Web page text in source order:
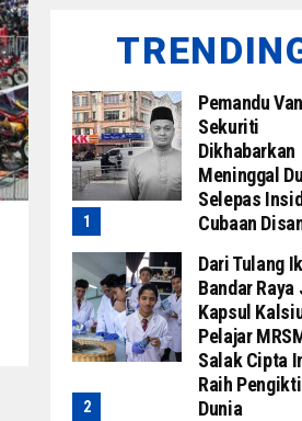
Pemandu Van
Sekuriti
Dikhabarkan
Meninggal
Selepas
Cubaan
Dari Tulang
Bandar Raya
Kapsul
Pelajar
Salak Cipta
Raih
Dunia